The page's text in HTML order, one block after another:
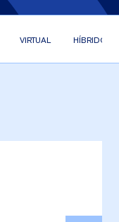
VIRTUAL HÍBRIDO